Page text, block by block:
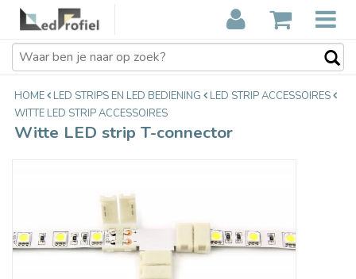
Witte LED strip T-connector
€3,65
HOME LED STRIPS EN LED BEDIENING
LED STRIP ACCESSOIRES
WITTE LED STRIP ACCESSOIRES
Witte LED strip T-connector